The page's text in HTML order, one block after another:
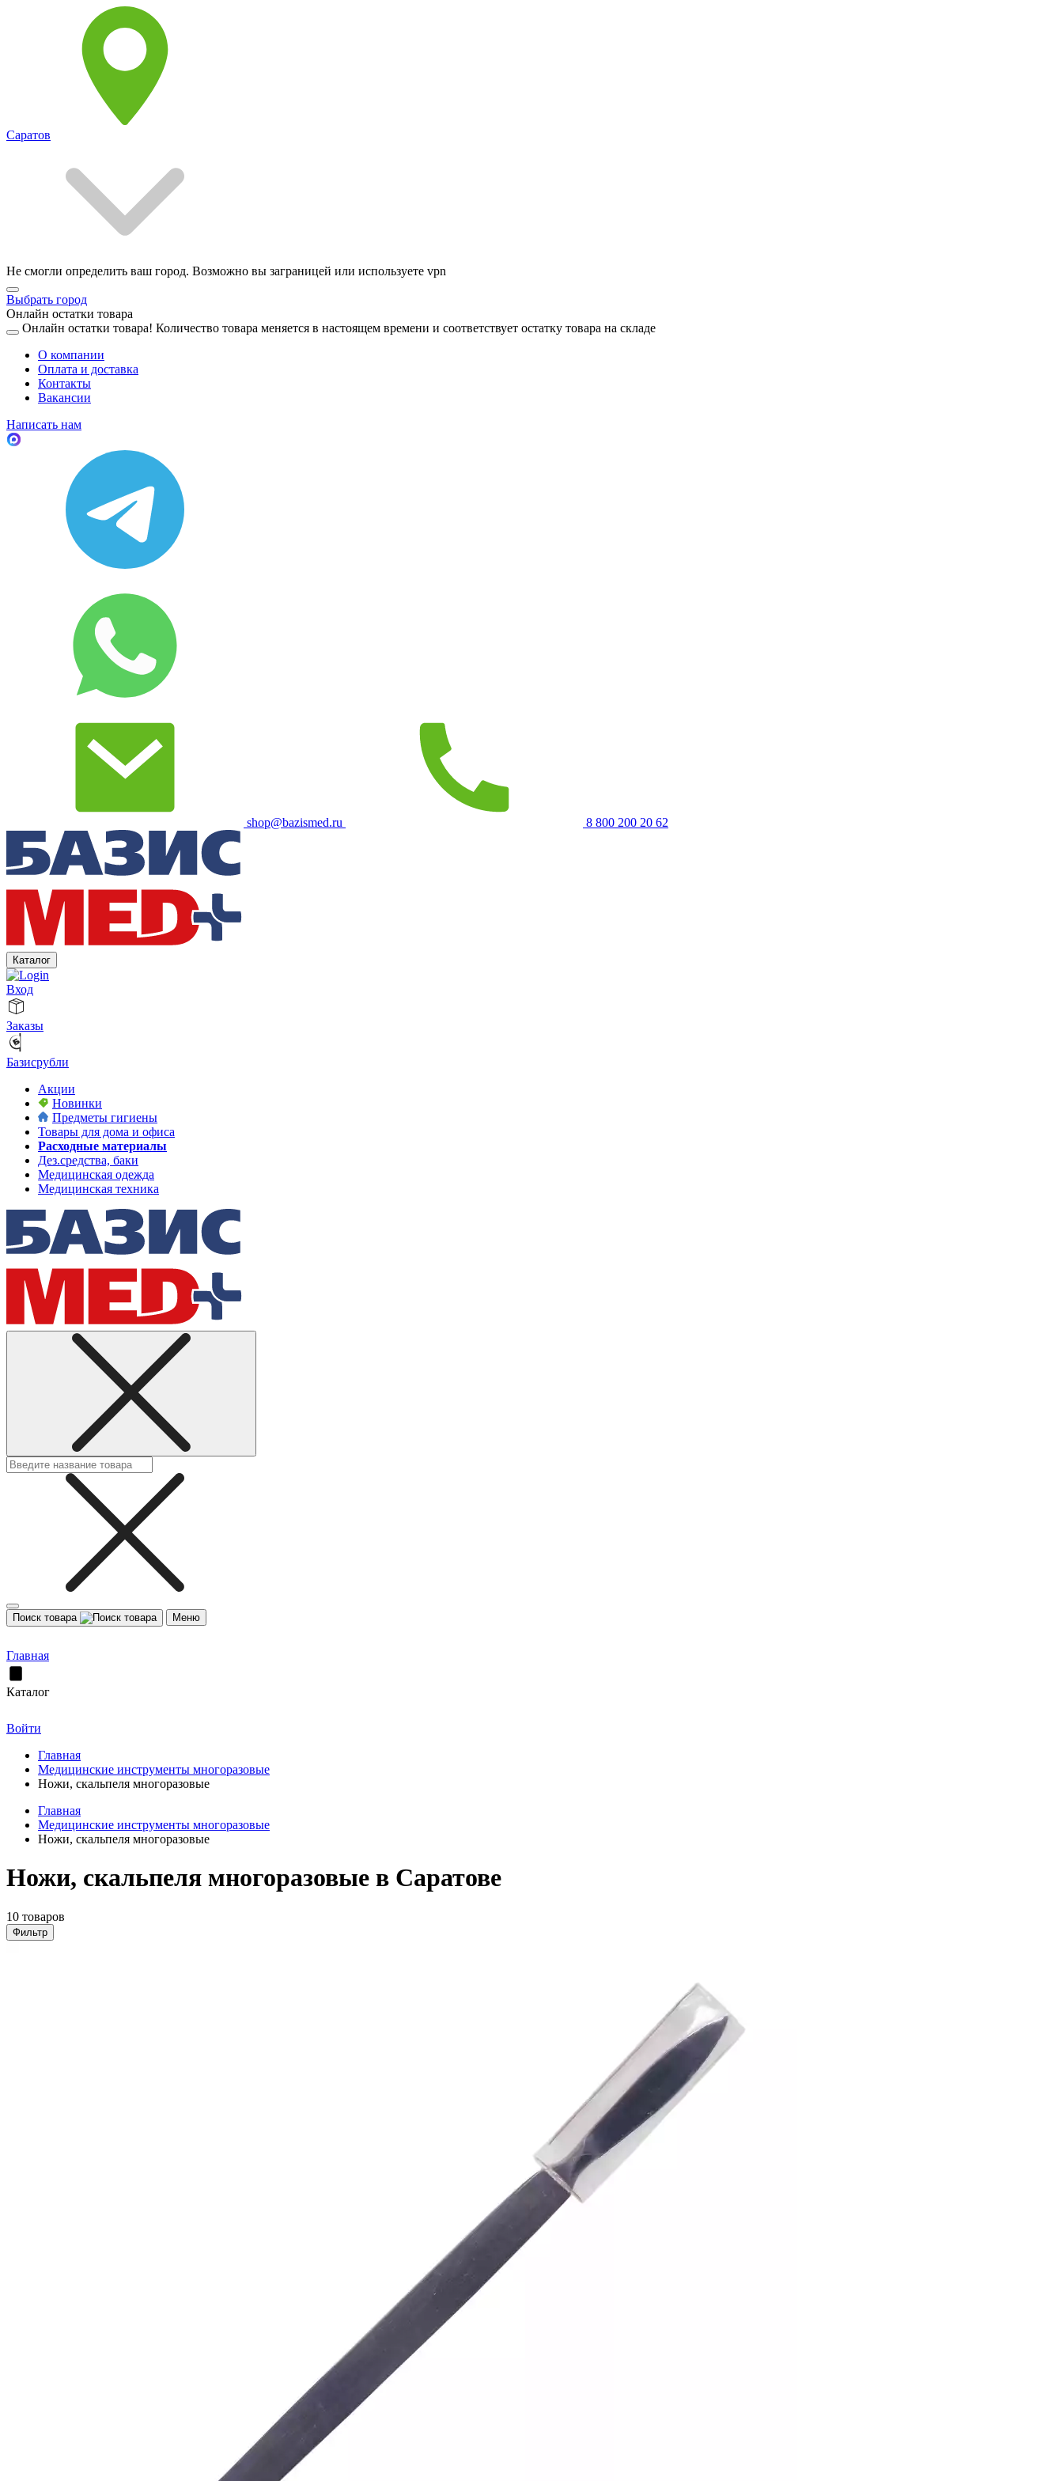
Саратов
Не смогли определить ваш город. Возможно вы заграницей или используете vpn
Выбрать город
Онлайн остатки товара
Онлайн остатки товара! Количество товара меняется в настоящем времени и соответствует остатку товара на складе
О компании
Оплата и доставка
Контакты
Вакансии
Написать нам
shop@bazismed.ru 8 800 200 20 62
Каталог
Вход
Заказы
Базисрубли
Акции
Новинки
Предметы гигиены
Товары для дома и офиса
Расходные материалы
Дез.средства, баки
Медицинская одежда
Медицинская техника
Поиск товара Меню
Главная
Каталог
Войти
Главная
Медицинские инструменты многоразовые
Ножи, скальпеля многоразовые
Главная
Медицинские инструменты многоразовые
Ножи, скальпеля многоразовые
Ножи, скальпеля многоразовые в Саратове
10 товаров
Фильтр